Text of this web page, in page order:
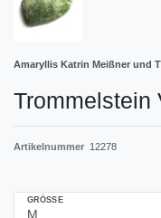
Amaryllis Katrin Meißner und
Trommelstein
Artikelnummer 12278
GRÖSSE